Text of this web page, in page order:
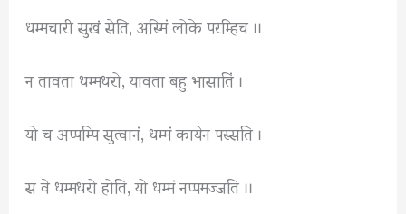
धम्मचारी सुखं सेति, अस्मिं लोके परम्हिच ।।
न तावता धम्मधरो, यावता बहु भासातिं ।
यो च अप्पम्पि सुत्वानं, धम्मं कायेन पस्सति ।
स वे धम्मधरो होति, यो धम्मं नप्पमज्जति ।।